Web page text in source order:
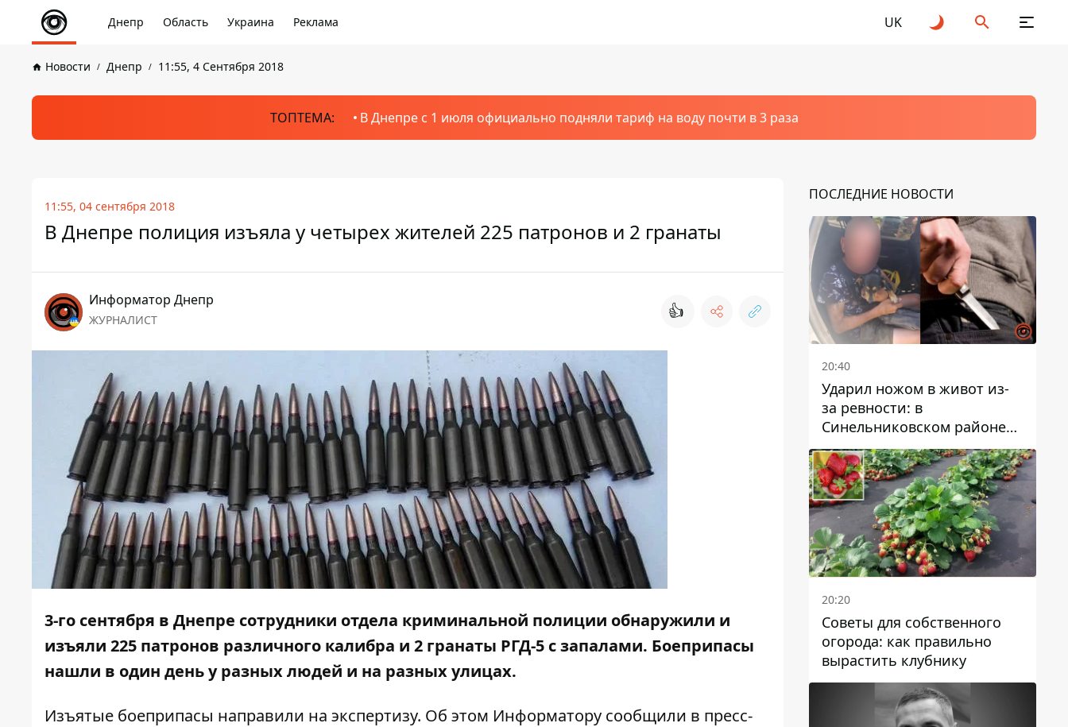
Днепр Область Украина Реклама UK
Новости Днепр 11:55, 4 Сентября 2018
ТОПТЕМА: В Днепре с 1 июля официально подняли тариф на воду почти в 3 раза
11:55, 04 сентября 2018
В Днепре полиция изъяла у четырех жителей 225 патронов и 2 гранаты
Информатор Днепр
ЖУРНАЛИСТ 👍
3-го сентября в Днепре сотрудники отдела криминальной полиции обнаружили и
изъяли 225 патронов различного калибра и 2 гранаты РГД-5 с запалами. Боеприпасы
нашли в один день у разных людей и на разных улицах.
Изъятые боеприпасы направили на экспертизу. Об этом Информатору сообщили в пресс-
ПОСЛЕДНИЕ НОВОСТИ
20:40
Ударил ножом в живот из-
за ревности: в
Синельниковском районе
задержали 49-летнего
мужчину за убийство
20:20
Советы для собственного
огорода: как правильно
вырастить клубнику